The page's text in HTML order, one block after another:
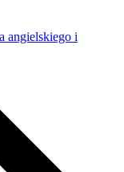
angielskiego i